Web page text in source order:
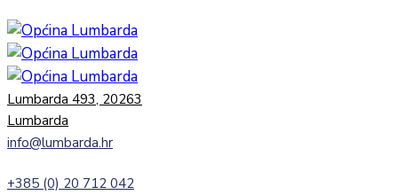
Lumbarda 493, 20263
Lumbarda
info@lumbarda.hr
+385 (0) 20 712 042